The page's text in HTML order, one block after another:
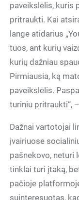
paveikslėlis, kuris
pritraukti. Kai
lange atidarius
tuos, ant kurių
kurių dažniau
Pirmiausia, ką
paveikslėlis.
turiniu pritraukti“,
Dažnai vartotojai
įvairiuose
pašnekovo, neturi
tinklai turi įtaką,
pačioje
suinteresuotas,